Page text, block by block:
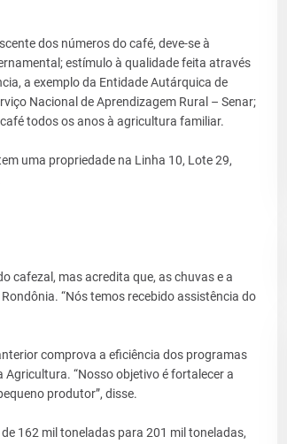
dos números do café, deve-se à
estímulo à qualidade feita através
a exemplo da Entidade Autárquica de
Nacional de Aprendizagem Rural – Senar;
todos os anos à agricultura familiar.
uma propriedade na Linha 10, Lote 29,
cafezal, mas acredita que, as chuvas e a
“Nós temos recebido assistência do
comprova a eficiência dos programas
Agricultura. “Nosso objetivo é fortalecer a
produtor”, disse.
162 mil toneladas para 201 mil toneladas,